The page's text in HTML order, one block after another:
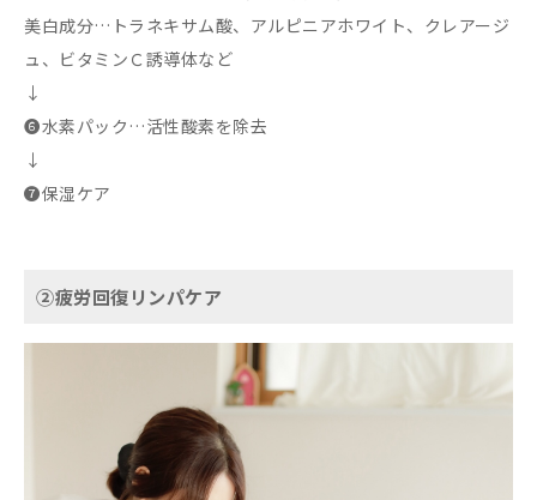
美白成分…トラネキサム酸、アルピニアホワイト、クレアージ
ュ、ビタミンＣ誘導体など
↓
➏水素パック…活性酸素を除去
↓
➐保湿ケア
②疲労回復リンパケア